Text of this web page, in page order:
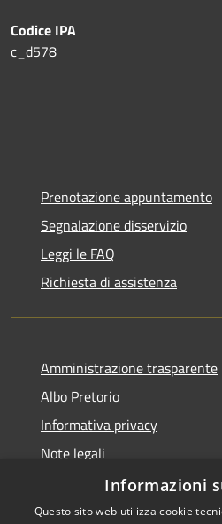
Codice IPA
c_d578
Prenotazione appuntamento
Segnalazione disservizio
Leggi le FAQ
Richiesta di assistenza
Amministrazione trasparente
Albo Pretorio
Informativa privacy
Note legali
Dichiarazione di accessibilità
Informazioni
Questo sito web utilizza cookie